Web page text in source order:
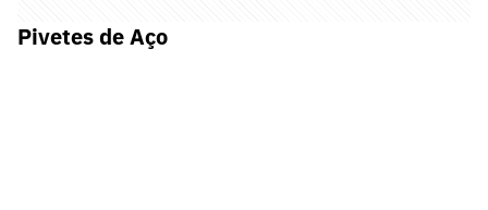
Pivetes de Aço